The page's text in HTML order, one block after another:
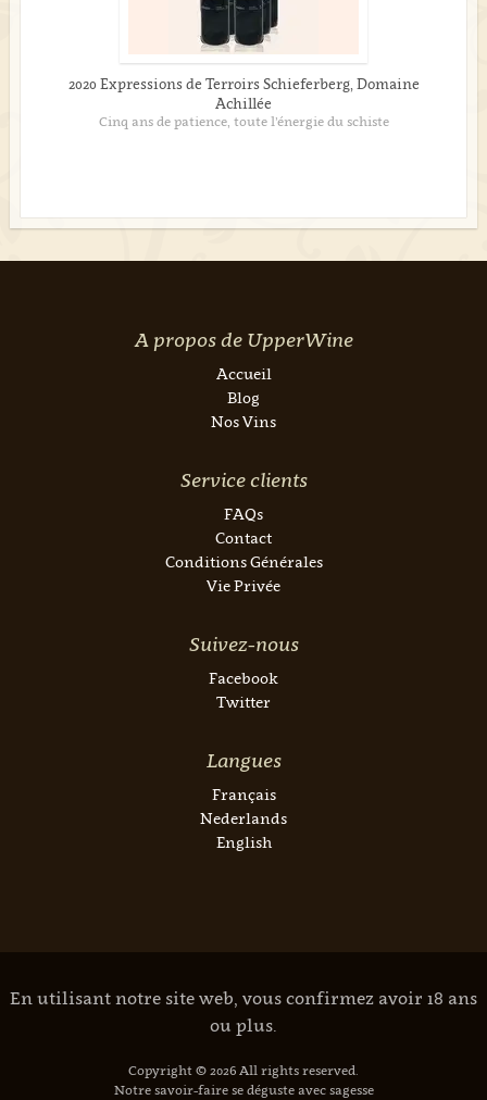
2020 Expressions de Terroirs Schieferberg, Domaine
Achillée
Cinq ans de patience, toute l’énergie du schiste
A propos de UpperWine
Accueil
Blog
Nos Vins
Service clients
FAQs
Contact
Conditions Générales
Vie Privée
Suivez-nous
Facebook
Twitter
Langues
Français
Nederlands
English
En utilisant notre site web, vous confirmez avoir 18 ans
ou plus.
Copyright © 2026 All rights reserved.
Notre savoir-faire se déguste avec sagesse